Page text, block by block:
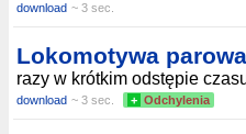
download ~ 3 sec.
Lokomotywa
razy w krótkim odstępie
download ~ 3 sec. + Odchylenia